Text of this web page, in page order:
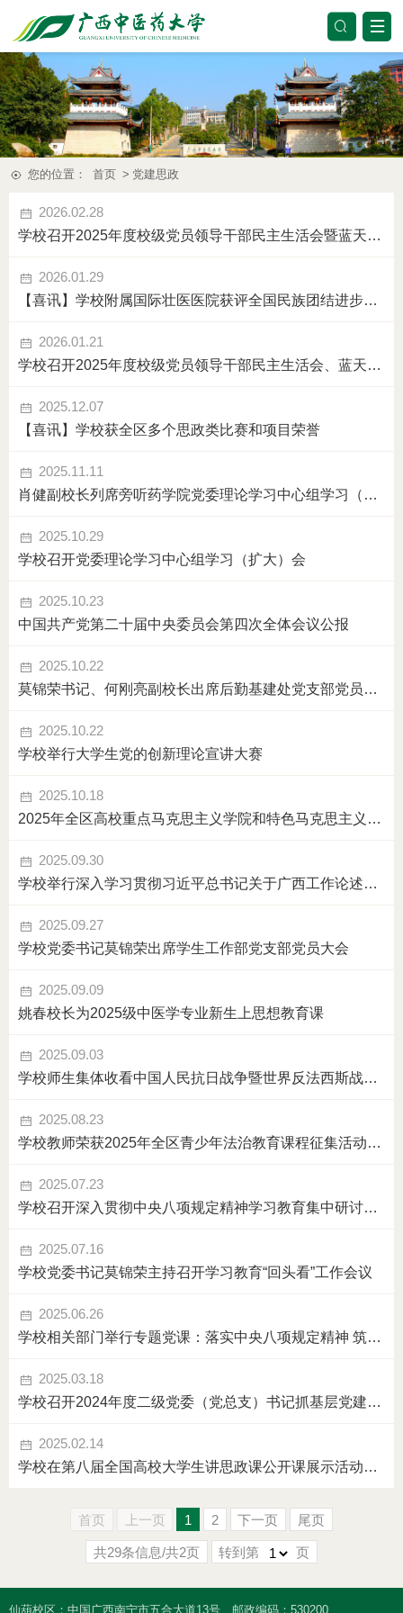
您的位置： 首页 > 党建思政
2026.02.28
学校召开2025年度校级党员领导干部民主生活会暨蓝天立等案件以案促改、中央巡视整改专题民主生活会
2026.01.29
【喜讯】学校附属国际壮医医院获评全国民族团结进步示范单位
2026.01.21
学校召开2025年度校级党员领导干部民主生活会、蓝天立等案件以案促改、巡视整改专题民主生活会集体学习研讨暨反面典型案例剖析会
2025.12.07
【喜讯】学校获全区多个思政类比赛和项目荣誉
2025.11.11
肖健副校长列席旁听药学院党委理论学习中心组学习（扩大）会
2025.10.29
学校召开党委理论学习中心组学习（扩大）会
2025.10.23
中国共产党第二十届中央委员会第四次全体会议公报
2025.10.22
莫锦荣书记、何刚亮副校长出席后勤基建处党支部党员大会
2025.10.22
学校举行大学生党的创新理论宣讲大赛
2025.10.18
2025年全区高校重点马克思主义学院和特色马克思主义学院建设情况调研组到学校调研
2025.09.30
学校举行深入学习贯彻习近平总书记关于广西工作论述的重要要求宣讲会
2025.09.27
学校党委书记莫锦荣出席学生工作部党支部党员大会
2025.09.09
姚春校长为2025级中医学专业新生上思想教育课
2025.09.03
学校师生集体收看中国人民抗日战争暨世界反法西斯战争胜利80周年纪念大会
2025.08.23
学校教师荣获2025年全区青少年法治教育课程征集活动高校组二等奖
2025.07.23
学校召开深入贯彻中央八项规定精神学习教育集中研讨暨党委理论学习中心组学习会
2025.07.16
学校党委书记莫锦荣主持召开学习教育“回头看”工作会议
2025.06.26
学校相关部门举行专题党课：落实中央八项规定精神 筑牢作风建设思想防线
2025.03.18
学校召开2024年度二级党委（党总支）书记抓基层党建工作述职评议会议
2025.02.14
学校在第八届全国高校大学生讲思政课公开课展示活动中荣获佳绩
首页 上一页 1 2 下一页 尾页
共29条信息/共2页 转到第 页
仙葫校区：中国广西南宁市五合大道13号 邮政编码：530200